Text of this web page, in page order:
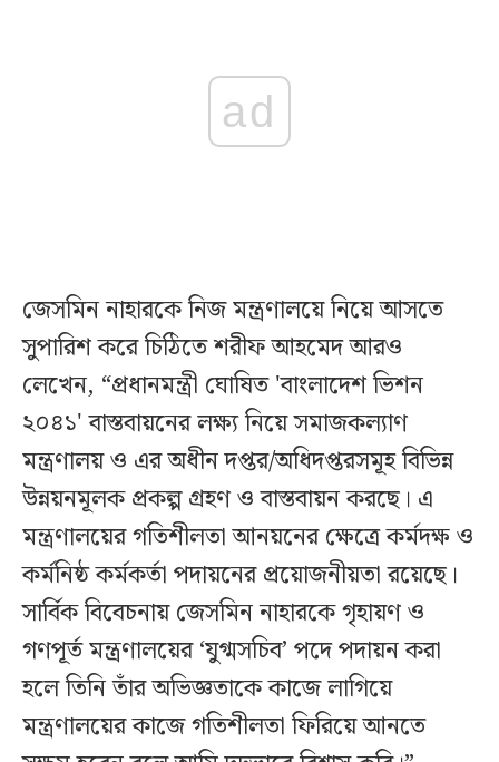
ad
জেসমিন নাহারকে নিজ মন্ত্রণালয়ে নিয়ে আসতে
সুপারিশ করে চিঠিতে শরীফ আহমেদ আরও
লেখেন, “প্রধানমন্ত্রী ঘোষিত 'বাংলাদেশ ভিশন
২০৪১' বাস্তবায়নের লক্ষ্য নিয়ে সমাজকল্যাণ
মন্ত্রণালয় ও এর অধীন দপ্তর/অধিদপ্তরসমূহ বিভিন্ন
উন্নয়নমূলক প্রকল্প গ্রহণ ও বাস্তবায়ন করছে। এ
মন্ত্রণালয়ের গতিশীলতা আনয়নের ক্ষেত্রে কর্মদক্ষ ও
কর্মনিষ্ঠ কর্মকর্তা পদায়নের প্রয়োজনীয়তা রয়েছে।
সার্বিক বিবেচনায় জেসমিন নাহারকে গৃহায়ণ ও
গণপূর্ত মন্ত্রণালয়ের ‘যুগ্মসচিব’ পদে পদায়ন করা
হলে তিনি তাঁর অভিজ্ঞতাকে কাজে লাগিয়ে
মন্ত্রণালয়ের কাজে গতিশীলতা ফিরিয়ে আনতে